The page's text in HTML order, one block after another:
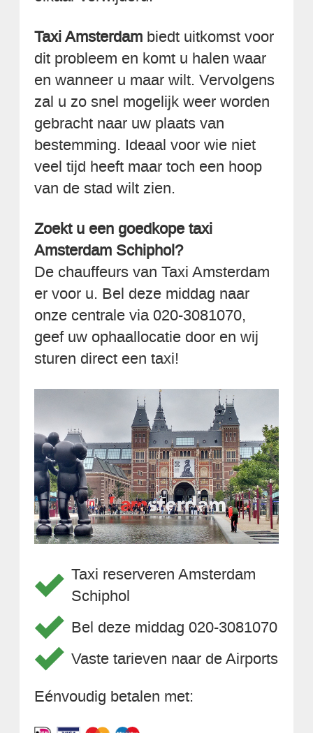
Taxi Amsterdam biedt uitkomst voor
dit probleem en komt u halen waar
en wanneer u maar wilt. Vervolgens
zal u zo snel mogelijk weer worden
gebracht naar uw plaats van
bestemming. Ideaal voor wie niet
veel tijd heeft maar toch een hoop
van de stad wilt zien.
Zoekt u een goedkope taxi
Amsterdam Schiphol?
De chauffeurs van Taxi Amsterdam
er voor u. Bel deze middag naar
onze centrale via 020-3081070,
geef uw ophaallocatie door en wij
sturen direct een taxi!
Taxi reserveren Amsterdam
Schiphol
Bel deze middag 020-3081070
Vaste tarieven naar de Airports
Eénvoudig betalen met: